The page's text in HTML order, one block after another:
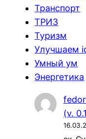
Транспорт
ТРИЗ
Туризм
Улучшаем
Умный ум
Энергетика
(v.